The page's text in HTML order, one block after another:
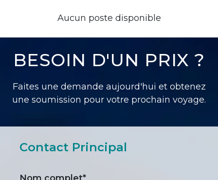
Aucun poste disponible
BESOIN D'UN PRIX ?
Faites une demande aujourd'hui et obtenez
une soumission pour votre prochain voyage.
Contact Principal